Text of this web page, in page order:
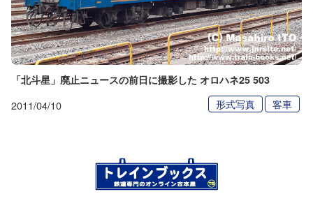
「北斗星」廃止ニュースの前日に撮影した オロハネ25 503
2011/04/10 形式写真 客車